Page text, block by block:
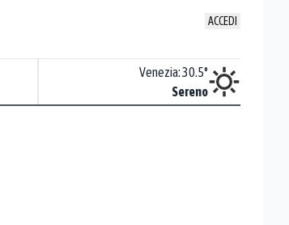
ACCEDI
Venezia:30.5°
Sereno